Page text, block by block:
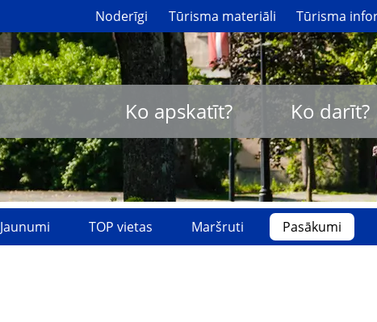
Noderīgi Tūrisma materiāli Tūrisma
Ko apskatīt? Ko darīt?
Jaunumi TOP vietas Maršruti Pasākumi